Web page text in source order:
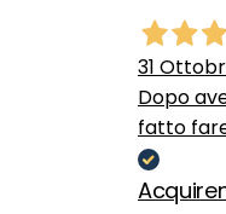
31
Dopo
fatto